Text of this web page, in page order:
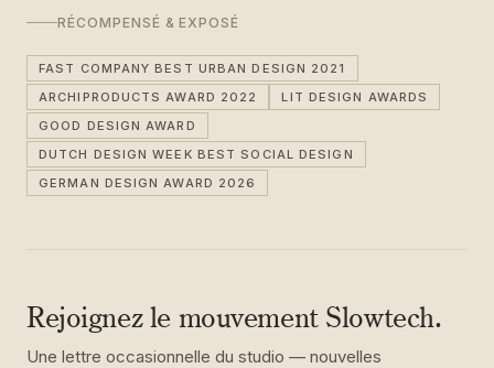
RÉCOMPENSÉ & EXPOSÉ
FAST COMPANY BEST URBAN DESIGN 2021
ARCHIPRODUCTS AWARD 2022
LIT DESIGN AWARDS
GOOD DESIGN AWARD
DUTCH DESIGN WEEK BEST SOCIAL DESIGN
GERMAN DESIGN AWARD 2026
Rejoignez le mouvement Slowtech.
Une lettre occasionnelle du studio — nouvelles